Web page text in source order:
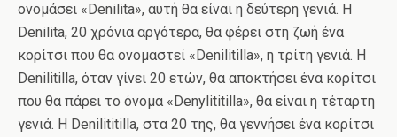
ονομάσει «Denilita», αυτή θα είναι η δεύτερη γενιά. Η
Denilita, 20 χρόνια αργότερα, θα φέρει στη ζωή ένα
κορίτσι που θα ονομαστεί «Denilitilla», η τρίτη γενιά. Η
Denilitilla, όταν γίνει 20 ετών, θα αποκτήσει ένα κορίτσι
που θα πάρει το όνομα «Denylititilla», θα είναι η τέταρτη
γενιά. Η Denilititilla, στα 20 της, θα γεννήσει ένα κορίτσι